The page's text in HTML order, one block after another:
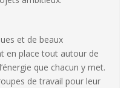
et de beaux
en place tout autour de
que chacun y met.
de travail pour leur